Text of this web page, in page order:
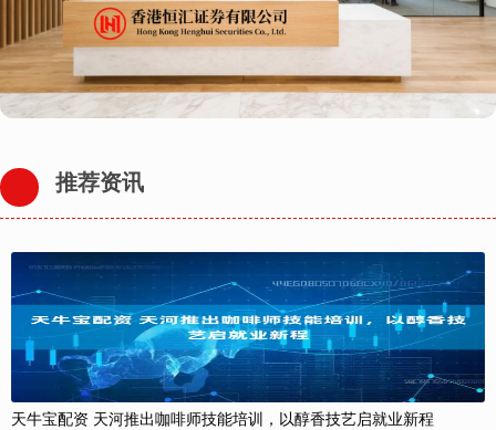
推荐资讯
天牛宝配资 天河推出咖啡师技能培训，以醇香技艺启就业新程